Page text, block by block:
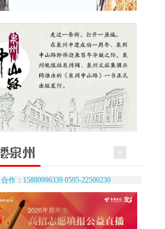
合作：15880996339 0595-22500230